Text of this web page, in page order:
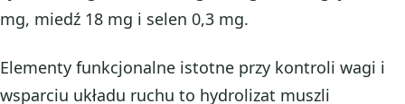
mg, miedź 18 mg i selen 0,3 mg.
Elementy funkcjonalne istotne przy kontroli wagi i
wsparciu układu ruchu to hydrolizat muszli